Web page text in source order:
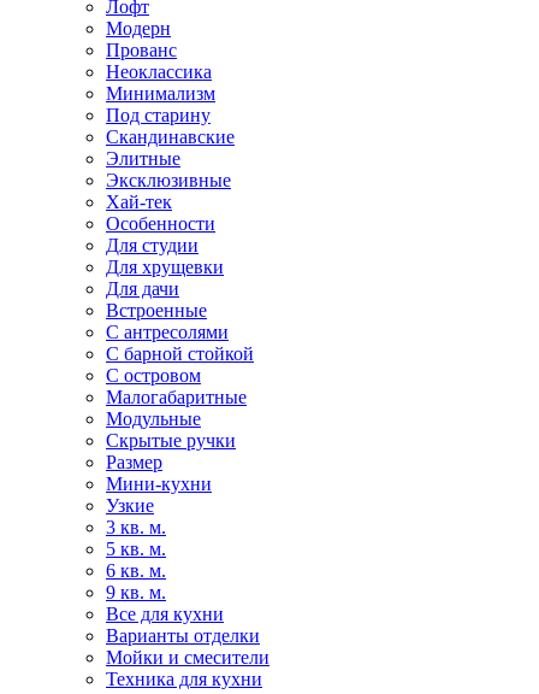
Лофт
Модерн
Прованс
Неоклассика
Минимализм
Под старину
Скандинавские
Элитные
Эксклюзивные
Хай-тек
Особенности
Для студии
Для хрущевки
Для дачи
Встроенные
С антресолями
С барной стойкой
С островом
Малогабаритные
Модульные
Скрытые ручки
Размер
Мини-кухни
Узкие
3 кв. м.
5 кв. м.
6 кв. м.
9 кв. м.
Все для кухни
Варианты отделки
Мойки и смесители
Техника для кухни